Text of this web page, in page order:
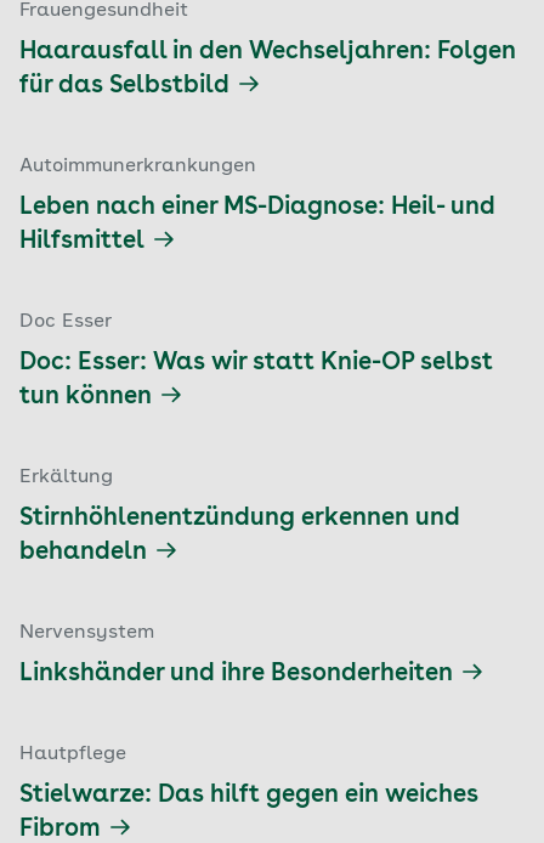
Frauengesundheit
Haarausfall in den Wechseljahren: Folgen
für das Selbstbild
Autoimmunerkrankungen
Leben nach einer MS-Diagnose: Heil- und
Hilfsmittel
Doc Esser
Doc: Esser: Was wir statt Knie-OP selbst
tun können
Erkältung
Stirnhöhlenentzündung erkennen und
behandeln
Nervensystem
Linkshänder und ihre Besonderheiten
Hautpflege
Stielwarze: Das hilft gegen ein weiches
Fibrom